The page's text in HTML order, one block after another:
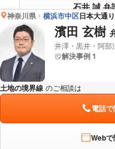
石井 誠 弁
神奈川県 横浜市中区日本大通
濱田 玄樹
井澤・黒井・阿部
解決事例 1
土地の境界線 のご相談は
電話
Web